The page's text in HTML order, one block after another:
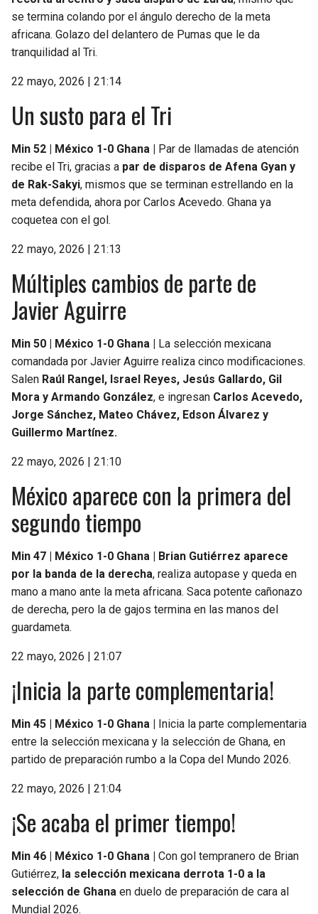
se termina colando por el ángulo derecho de la meta
africana. Golazo del delantero de Pumas que le da
tranquilidad al Tri.
22 mayo, 2026 | 21:14
Un susto para el Tri
Min 52 | México 1-0 Ghana | Par de llamadas de atención
recibe el Tri, gracias a par de disparos de Afena Gyan y
de Rak-Sakyi, mismos que se terminan estrellando en la
meta defendida, ahora por Carlos Acevedo. Ghana ya
coquetea con el gol.
22 mayo, 2026 | 21:13
Múltiples cambios de parte de
Javier Aguirre
Min 50 | México 1-0 Ghana | La selección mexicana
comandada por Javier Aguirre realiza cinco modificaciones.
Salen Raúl Rangel, Israel Reyes, Jesús Gallardo, Gil
Mora y Armando González, e ingresan Carlos Acevedo,
Jorge Sánchez, Mateo Chávez, Edson Álvarez y
Guillermo Martínez.
22 mayo, 2026 | 21:10
México aparece con la primera del
segundo tiempo
Min 47 | México 1-0 Ghana | Brian Gutiérrez aparece
por la banda de la derecha, realiza autopase y queda en
mano a mano ante la meta africana. Saca potente cañonazo
de derecha, pero la de gajos termina en las manos del
guardameta.
22 mayo, 2026 | 21:07
¡Inicia la parte complementaria!
Min 45 | México 1-0 Ghana | Inicia la parte complementaria
entre la selección mexicana y la selección de Ghana, en
partido de preparación rumbo a la Copa del Mundo 2026.
22 mayo, 2026 | 21:04
¡Se acaba el primer tiempo!
Min 46 | México 1-0 Ghana | Con gol tempranero de Brian
Gutiérrez, la selección mexicana derrota 1-0 a la
selección de Ghana en duelo de preparación de cara al
Mundial 2026.